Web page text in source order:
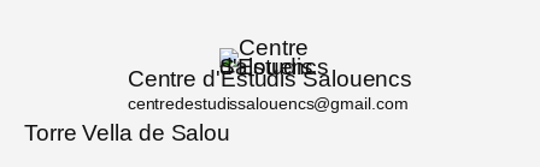
Centre d'Estudis Salouencs
centredestudissalouencs@gmail.com
Torre Vella de Salou